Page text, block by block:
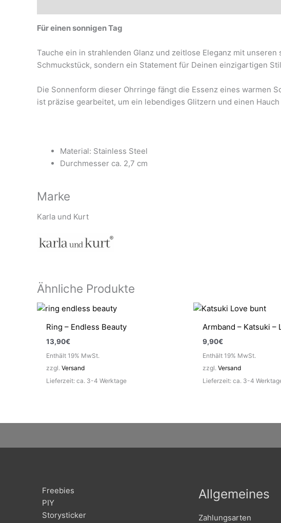
Für einen sonnigen Tag
Tauche ein in strahlenden Glanz und zeitlose Eleganz mit
Schmuckstück, sondern ein Statement für Deinen einzigartigen
Die Sonnenform dieser Ohrringe fängt die Essenz eines warmen
ist präzise gearbeitet, um ein lebendiges Glitzern und einen
Material: Stainless Steel
Durchmesser ca. 2,7 cm
Marke
Karla und Kurt
Ähnliche Produkte
Ring – Endless Beauty
13,90€
Enthält 19% MwSt.
zzgl. Versand
Lieferzeit: ca. 3-4 Werktage
Armband – Katsuki –
9,90€
Enthält 19% MwSt.
zzgl. Versand
Lieferzeit: ca. 3-4
Freebies
PIY
Storysticker
Allgemeines
Zahlungsarten